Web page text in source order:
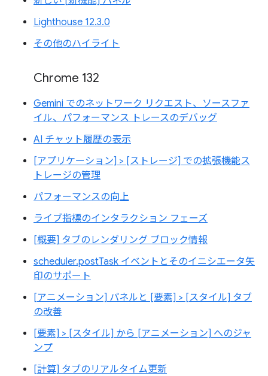
Lighthouse 12.3.0
その他のハイライト
Chrome 132
Gemini でのネットワーク リクエスト、ソースファ
イル、パフォーマンス トレースのデバッグ
AI チャット履歴の表示
[アプリケーション] > [ストレージ] での拡張機能ス
トレージの管理
パフォーマンスの向上
ライブ指標のインタラクション フェーズ
[概要] タブのレンダリング ブロック情報
scheduler.postTask イベントとそのイニシエータ矢
印のサポート
[アニメーション] パネルと [要素] > [スタイル] タブ
の改善
[要素] > [スタイル] から [アニメーション] へのジャ
ンプ
[計算] タブのリアルタイム更新